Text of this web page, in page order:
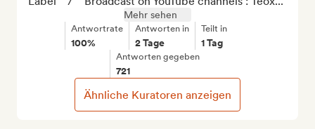
Mehr sehen
Antwortrate
100%
Antworten in
2 Tage
Teilt in
1 Tag
Antworten gegeben
721
Ähnliche Kuratoren anzeigen